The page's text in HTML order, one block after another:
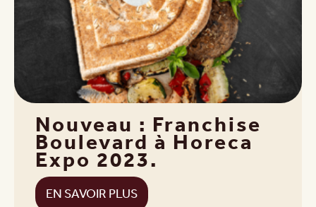
Nouveau : Franchise
Boulevard à Horeca
Expo 2023.
EN SAVOIR PLUS